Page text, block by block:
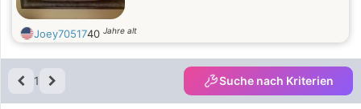
Joey7051740 Jahre alt
1 Suche nach Kriterien